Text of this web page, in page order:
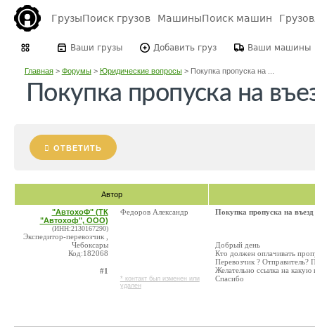
ГрузыПоиск грузов МашиныПоиск машин
Ваши грузы Добавить груз Ваши машины
Главная> Форумы> Юридические вопросы> Покупка пропуска на ...
Покупка пропуска на
ОТВЕТИТЬ
Автор
"АвтохоФ" (ТК
"Автохоф", ООО)
(ИНН:2130167290)
Экспедитор-перевозчик ,
Чебоксары
Код:182068
#1
Федоров Александр
* контакт был изменен или
удален
Покупка пропуска на въезд
Добрый день
Кто должен оплачивать
Перевозчик ? Отправитель?
Желательно ссылка на какую
Спасибо